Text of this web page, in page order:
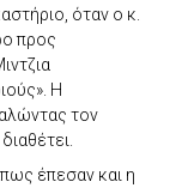
όταν ο κ.
προς
Η
τον
έπεσαν και η